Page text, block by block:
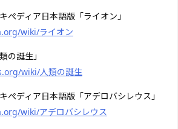
ディア日本語版「ライオン」
wiki/ライオン
の誕生」
wiki/人類の誕生
ディア日本語版「アデロバシレウス」
wiki/アデロバシレウス